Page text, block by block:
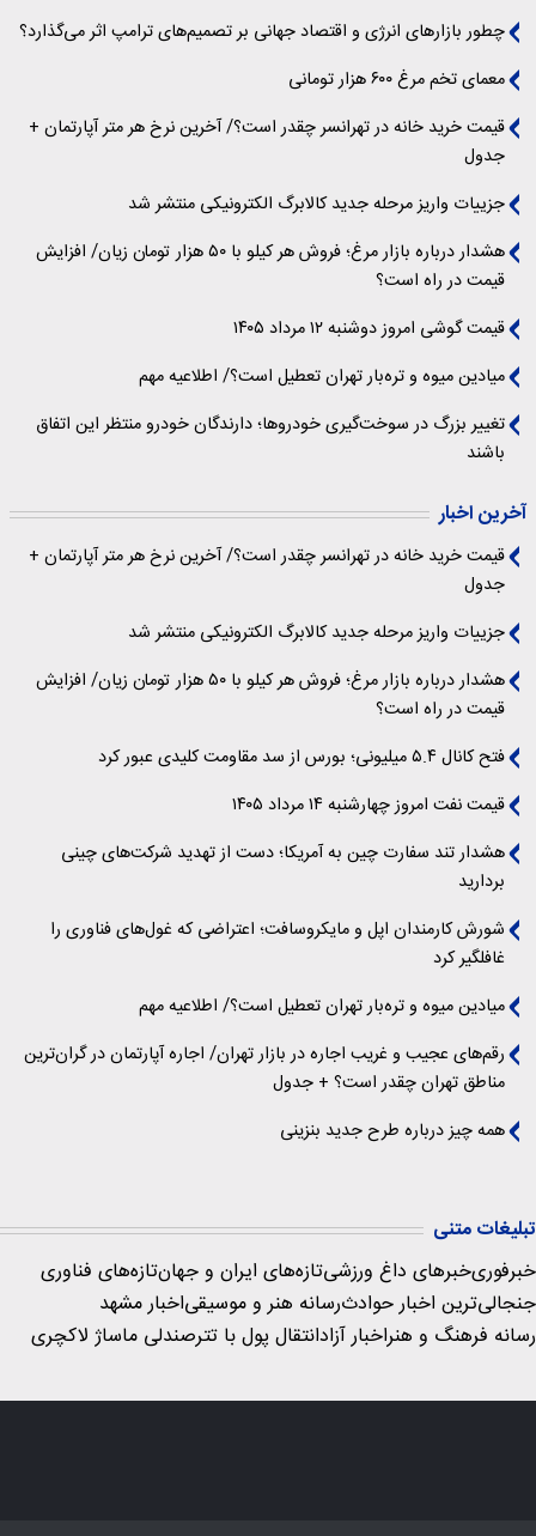
چطور بازارهای انرژی و اقتصاد جهانی بر تصمیم‌های ترامپ اثر می‌گذارد؟
معمای تخم مرغ ۶۰۰ هزار تومانی
قیمت خرید خانه در تهرانسر چقدر است؟/ آخرین نرخ هر متر آپارتمان +
جدول
جزییات واریز مرحله جدید کالابرگ الکترونیکی منتشر شد
هشدار درباره بازار مرغ؛ فروش هر کیلو با ۵۰ هزار تومان زیان/ افزایش
قیمت در راه است؟
قیمت گوشی امروز دوشنبه ۱۲ مرداد ۱۴۰۵
میادین میوه و تره‌بار تهران تعطیل است؟/ اطلاعیه مهم
تغییر بزرگ در سوخت‌گیری خودروها؛ دارندگان خودرو منتظر این اتفاق
باشند
آخرین اخبار
قیمت خرید خانه در تهرانسر چقدر است؟/ آخرین نرخ هر متر آپارتمان +
جدول
جزییات واریز مرحله جدید کالابرگ الکترونیکی منتشر شد
هشدار درباره بازار مرغ؛ فروش هر کیلو با ۵۰ هزار تومان زیان/ افزایش
قیمت در راه است؟
فتح کانال ۵.۴ میلیونی؛ بورس از سد مقاومت کلیدی عبور کرد
قیمت نفت امروز چهارشنبه ۱۴ مرداد ۱۴۰۵
هشدار تند سفارت چین به آمریکا؛ دست از تهدید شرکت‌های چینی
بردارید
شورش کارمندان اپل و مایکروسافت؛ اعتراضی که غول‌های فناوری را
غافلگیر کرد
میادین میوه و تره‌بار تهران تعطیل است؟/ اطلاعیه مهم
رقم‌های عجیب و غریب اجاره در بازار تهران/ اجاره آپارتمان در گران‌ترین
مناطق تهران چقدر است؟ + جدول
همه چیز درباره طرح جدید بنزینی
تبلیغات متنی
خبرفوریخبرهای داغ ورزشیتازه‌های ایران و جهانتازه‌های فناوری
جنجالی‌ترین اخبار حوادثرسانه هنر و موسیقیاخبار مشهد
رسانه فرهنگ و هنراخبار آزادانتقال پول با تترصندلی ماساژ لاکچری